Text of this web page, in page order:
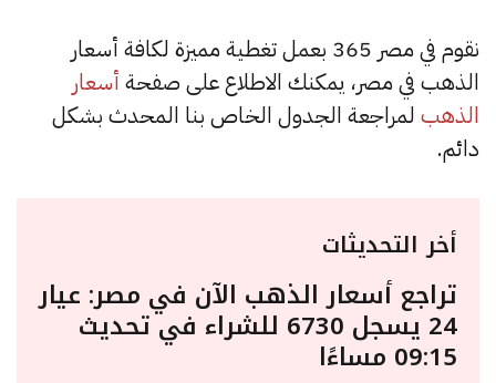
نقوم في مصر 365 بعمل تغطية مميزة لكافة أسعار
الذهب في مصر، يمكنك الاطلاع على صفحة أسعار
الذهب لمراجعة الجدول الخاص بنا المحدث بشكل
دائم.
أخر التحديثات
تراجع أسعار الذهب الآن في مصر: عيار
24 يسجل 6730 للشراء في تحديث
09:15 مساءًا